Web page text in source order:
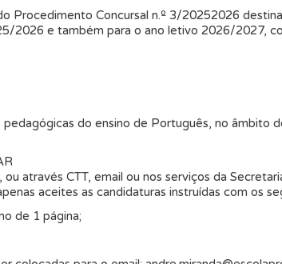
Procedimento Concursal n.º 3/20252026
2026 e também para o ano letivo 2026/2027,
do ensino de Português, no âmbito
através CTT, email ou nos serviços da
aceites as candidaturas instruídas com os
de 1 página;